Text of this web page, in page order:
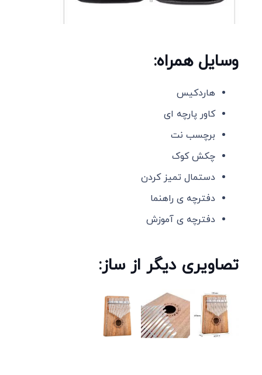
وسایل همراه:
هاردکیس
کاور پارچه ای
برچسب نت
چکش کوک
دستمال تمیز کردن
دفترچه ی راهنما
دفترچه ی آموزش
تصاویری دیگر از ساز: